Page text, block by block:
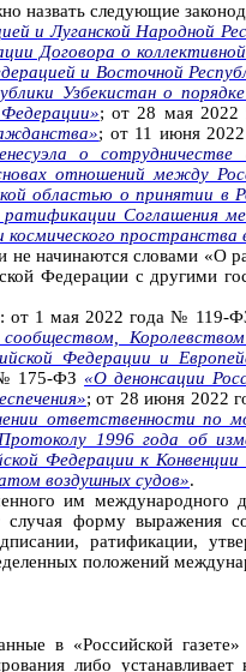
назвать следующие
и Луганской Народной
Договора о
и Восточной
Узбекистан о
; от 28 мая
; от 11 июня
о сотрудничестве
отношений между
областью о принятии в
Соглашения
пространства
не начинаются словами «О
Федерации с другими
от 1 мая 2022 года № 119-
Федерации и
№ 175-ФЗ«О денонсации
; от 28 июня 2022
ответственности по
1996 года об
Федерации к
воздушных судов».
им международного
форму выражения
ратификации,
положений
в «Российской
либо